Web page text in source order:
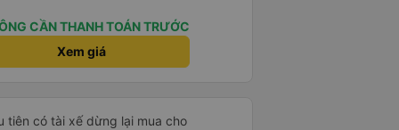
êm cực. + Giường
ở trên không bị vướng chân
dừng nữa. 10đ cho sự tinh tế
CẦN THANH TOÁN TRƯỚC
Xem giá
tiên có tài xế dừng lại mua cho